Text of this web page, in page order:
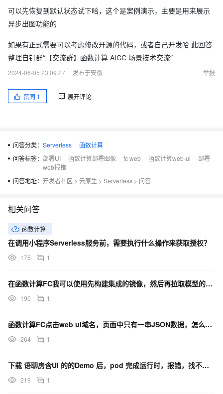
可以先恢复到默认状态试下哈，这个是案例演示，主要是用来展示
异步出图功能的
如果有正式需要可以考虑修改开源的代码，或者自己开发哈 此回答
整理自钉群“【交流群】函数计算 AIGC 场景技术交流”
2024-06-05 23:09:27
发布于安徽 举报
赞同 1 展开评论
问答分类： Serverless
函数计算
问答标签： 部署UI 函数计算部署图像 fc web 函数计算web-ui
部署
web报错
问答地址： 开发者社区 > 云原生 > Serverless > 问答
相关问答
函数计算
在调用小程序Serverless服务前，需要执行什么操作来获取授权？
175 1
在函数计算FC我可以使用先构建集成的镜像，然后再拉取模型的文件吗？具体如何操作？
190 1
函数计算FC点击web ui域名，页面中只有一串JSON数据，怎么回事？
264 1
下载 语聊房含UI 的的Demo 后，pod 完成运行时，报错，找不到代码，怎么解决呢？
219 1